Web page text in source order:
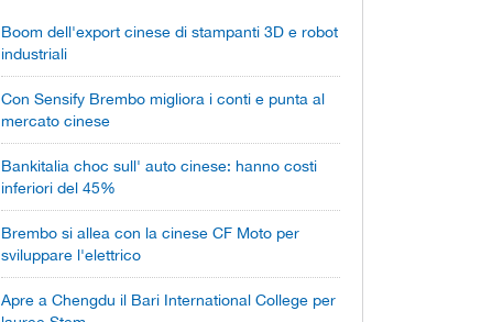
Boom dell'export cinese di stampanti 3D e robot
industriali
Con Sensify Brembo migliora i conti e punta al
mercato cinese
Bankitalia choc sull' auto cinese: hanno costi
inferiori del 45%
Brembo si allea con la cinese CF Moto per
sviluppare l'elettrico
Apre a Chengdu il Bari International College per